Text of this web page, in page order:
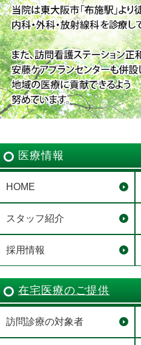
医療情報
HOME
スタッフ紹介
採用情報
在宅医療のご提供
訪問診療の対象者